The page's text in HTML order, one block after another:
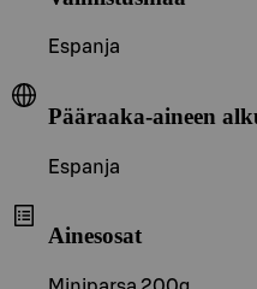
Espanja
Pääraaka-aineen
Espanja
Ainesosat